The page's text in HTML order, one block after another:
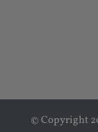
© Copyright